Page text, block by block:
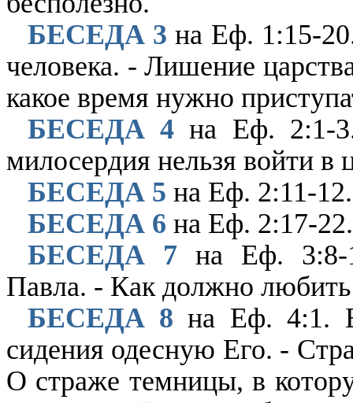
БЕСЕДА 3 на Еф. 1:15-
человека. - Лишение
какое время нужно
БЕСЕДА 4на Еф. 2:1-3.
милосердия нельзя войти в
БЕСЕДА 5 на Еф. 2:11-
БЕСЕДА 6 на Еф. 2:17-
БЕСЕДА 7на Еф. 3:8-
Павла. - Как должно любить
БЕСЕДА 8 на Еф. 4:1.
сидения одесную Его. -
О страже темницы, в